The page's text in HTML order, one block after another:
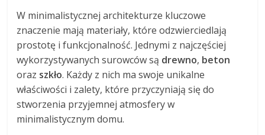
W minimalistycznej architekturze kluczowe
znaczenie mają materiały, które odzwierciedlają
prostotę i funkcjonalność. Jednymi z najczęściej
wykorzystywanych surowców są drewno, beton
oraz szkło. Każdy z nich ma swoje unikalne
właściwości i zalety, które przyczyniają się do
stworzenia przyjemnej atmosfery w
minimalistycznym domu.